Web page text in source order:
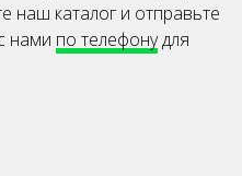
наш каталог и отправьте
нами по телефонудля